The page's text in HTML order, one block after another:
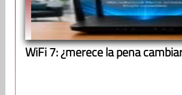
WiFi 7: ¿merece la pena